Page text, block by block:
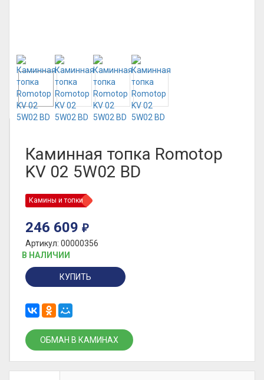
Каминная топка Romotop
KV 02 5W02 BD
Камины и топки
246 609 ₽
Артикул: 00000356
В НАЛИЧИИ
КУПИТЬ
ОБМАН В КАМИНАХ